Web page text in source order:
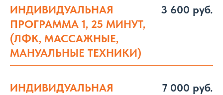
ИНДИВИДУАЛЬНАЯ
ПРОГРАММА 1, 25 МИНУТ,
(ЛФК, МАССАЖНЫЕ,
МАНУАЛЬНЫЕ ТЕХНИКИ)
3 600 руб.
ИНДИВИДУАЛЬНАЯ
7 000 руб.